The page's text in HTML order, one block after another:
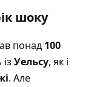
шоку
понад 100
Уельсу, як і
. Але